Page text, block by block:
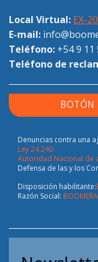
Local Virtual: EX-
E-mail:
Teléfono: +54 9 11
Teléfono de
BOTÓN
Denuncias contra una
Ley 24.240
Autoridad Nacional de
Defensa de las y los
Disposición habilitante:
Razón Social: